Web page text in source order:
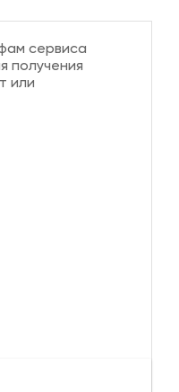
сервиса
получения
или